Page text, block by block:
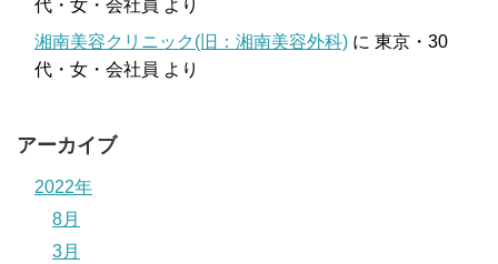
代・女・会社員 より
湘南美容クリニック(旧：湘南美容外科) に 東京・30
代・女・会社員 より
アーカイブ
2022年
8月
3月